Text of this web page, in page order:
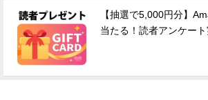
【抽選で5,000円分】
当たる！読者アンケー